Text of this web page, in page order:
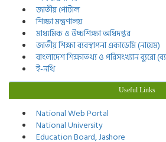
জাতীয় পোর্টাল
শিক্ষা মন্ত্রণালয়
মাধ্যমিক ও উচ্চশিক্ষা অধিদপ্তর
জাতীয় শিক্ষা ব্যবস্থাপনা একাডেমি (নায়েম)
বাংলাদেশ শিক্ষাতথ্য ও পরিসংখ্যান ব্যুরো
ই-নথি
Useful Links
National Web Portal
National University
Education Board, Jashore